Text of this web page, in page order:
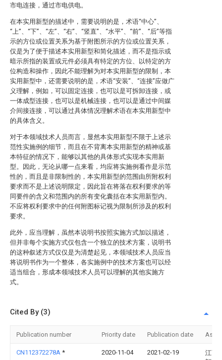
市电连接，通过市电供电。
在本实用新型的描述中，需要说明的是，术语“中心”、
“上”、“下”、“左”、“右”、“竖直”、“水平”、“前”、“后”等指
示的方位或位置关系为基于附图所示的方位或位置关系，
仅是为了便于描述本实用新型和简化描述，而不是指示或
暗示所指的装置或元件必须具有特定的方位、以特定的方
位构造和操作，因此不能理解为对本实用新型的限制，本
实用新型中，还需要说明的是，术语“安装”、“连接”应做广
义理解，例如，可以固定连接，也可以是可拆卸连接，或
一体成型连接，也可以是机械连接，也可以是通过中间媒
介间接连接，可以通过具体情况理解术语在本实用新型中
的具体含义。
对于本领域技术人员而言，显然本实用新型不限于上述示
范性实施例的细节，而且在不背离本实用新型的精神或基
本特征的情况下，能够以其他的具体形式实现本实用新
型。因此，无论从哪一点来看，均应将实施例看作是示范
性的，而且是非限制性的，本实用新型的范围由所附权利
要求而不是上述说明限定，因此旨在将落在权利要求的等
同要件的含义和范围内的所有变化囊括在本实用新型内。
不应将权利要求中的任何附图标记视为限制所涉及的权利
要求。
此外，应当理解，虽然本说明书按照实施方式加以描述，
但并非每个实施方式仅包含一个独立的技术方案，说明书
的这种叙述方式仅仅是为清楚起见，本领域技术人员应当
将说明书作为一个整体，各实施例中的技术方案也可以经
适当组合，形成本领域技术人员可以理解的其他实施方
式。
Cited By (3)
Publication number Priority date Publication date
CN112372278A * 2020-11-04 2021-02-19
江西